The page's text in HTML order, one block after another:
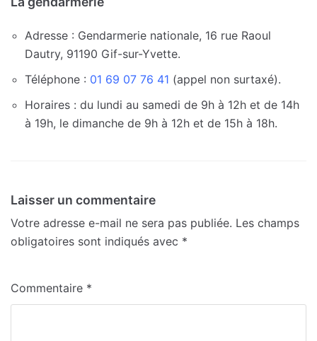
Adresse : Gendarmerie nationale, 16 rue Raoul
Dautry, 91190 Gif-sur-Yvette.
Téléphone : 01 69 07 76 41 (appel non surtaxé).
Horaires : du lundi au samedi de 9h à 12h et de 14h
à 19h, le dimanche de 9h à 12h et de 15h à 18h.
Laisser un commentaire
Votre adresse e-mail ne sera pas publiée. Les champs
obligatoires sont indiqués avec *
Commentaire *